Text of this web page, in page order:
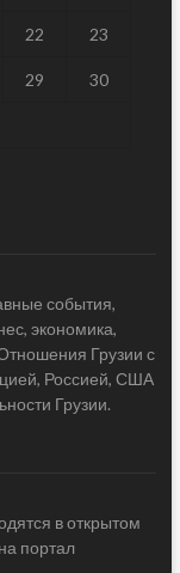
22 23
29 30
события,
экономика,
Грузии с
Россией, США
Грузии.
в открытом
портал